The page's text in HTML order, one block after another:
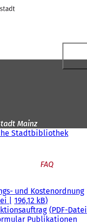
Mainz
Stadtbibliothek
FAQ
und Kostenordnung
196,12 kB
PDF-Datei
Publikationen